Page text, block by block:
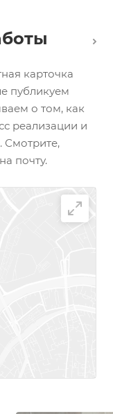
карточка
публикуем
о том, как
реализации и
Смотрите,
почту.